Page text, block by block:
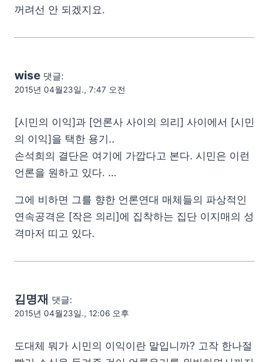
꺼려선 안 되겠지요.
wise 댓글:
2015년 04월23일., 7:47 오전
[시민의 이익]과 [언론사 사이의 의리] 사이에서 [시민
의 이익]을 택한 용기..
손석희의 결단은 여기에 가깝다고 본다. 시민은 이런
언론을 원하고 있다. …
그에 비하면 그를 향한 언론연대 매체들의 파상적인
연속공격은 [작은 의리]에 집착하는 집단 이지매의 성
격마저 띠고 있다.
김명재 댓글:
2015년 04월23일., 12:06 오후
도대체 뭐가 시민의 이익이란 말입니까? 고작 한나절